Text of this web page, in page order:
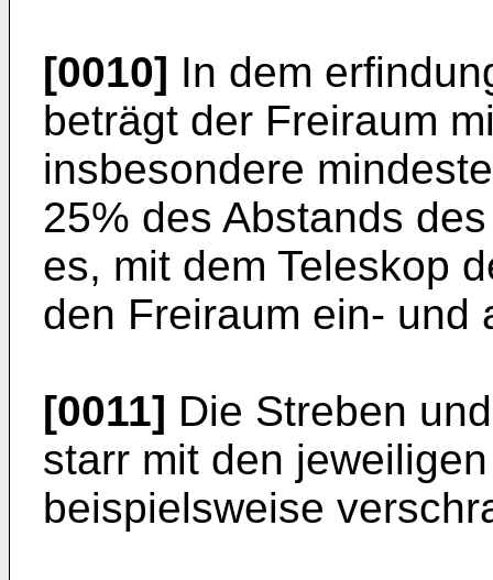
[0010] In dem
beträgt der Freiraum
insbesondere
25% des Abstands
es, mit dem Teleskop
den Freiraum ein- und
[0011] Die Streben
starr mit den
beispielsweise